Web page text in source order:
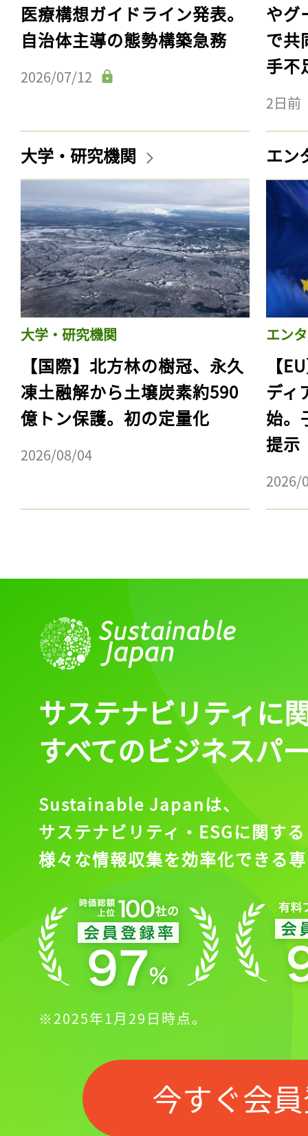
医療構想ガイドライン発表。
自治体主導の態勢構築急務
2026/07/12
やグ
で共
手不
2日前
大学・研究機関
大学・研究機関
【国際】北方林の樹冠、永久
凍土融解から土壌炭素約590
億トン保護。初の定量化
2026/08/04
エン
エン
【
ディ
始。
提示
2026/
サステナビリティに
すべてのビジネスパ
Sustainable Japanは、
サステナビリティ・ESGに関する
様々な情報収集を効率化できる
※2025年1月29日時点。
今すぐ会